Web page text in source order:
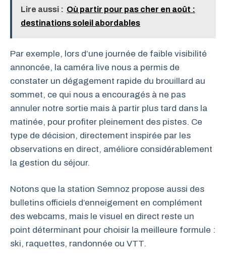
Lire aussi : Où partir pour pas cher en août :
destinations soleil abordables
Par exemple, lors d’une journée de faible visibilité
annoncée, la caméra live nous a permis de
constater un dégagement rapide du brouillard au
sommet, ce qui nous a encouragés à ne pas
annuler notre sortie mais à partir plus tard dans la
matinée, pour profiter pleinement des pistes. Ce
type de décision, directement inspirée par les
observations en direct, améliore considérablement
la gestion du séjour.
Notons que la station Semnoz propose aussi des
bulletins officiels d’enneigement en complément
des webcams, mais le visuel en direct reste un
point déterminant pour choisir la meilleure formule :
ski, raquettes, randonnée ou VTT.